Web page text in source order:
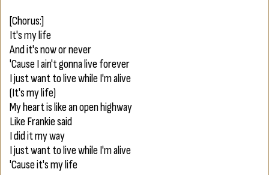
[Chorus:]
It's my life
And it's now or never
'Cause I ain't gonna live forever
I just want to live while I'm alive
(It's my life)
My heart is like an open highway
Like Frankie said
I did it my way
I just want to live while I'm alive
'Cause it's my life